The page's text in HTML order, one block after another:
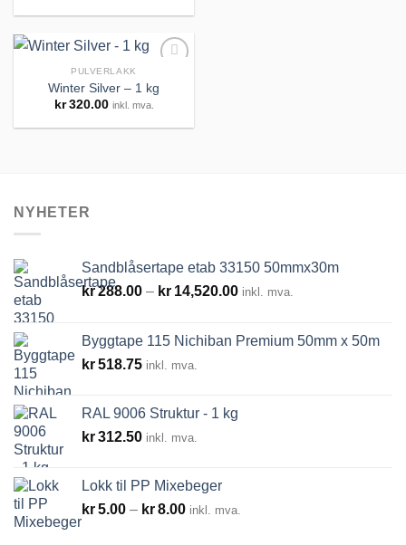
Legg til
PULVERLAKK
Winter Silver – 1 kg
kr 320.00 inkl. mva.
NYHETER
Sandblåsertape etab 33150 50mmx30m
kr288.00 – kr 14,520.00Prisområde:
kr14,520.00
inkl. mva.
Byggtape 115 Nichiban Premium 50mm x 50m
kr518.75 inkl. mva.
RAL 9006 Struktur - 1 kg
kr312.50 inkl. mva.
Lokk til PP Mixebeger
kr5.00 – kr8.00Prisområde:
inkl. mva.